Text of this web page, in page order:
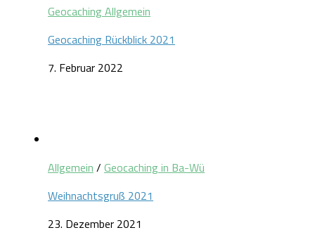
Geocaching Allgemein
Geocaching Rückblick 2021
7. Februar 2022
Allgemein / Geocaching in Ba-Wü
Weihnachtsgruß 2021
23. Dezember 2021